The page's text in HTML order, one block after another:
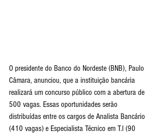
O presidente do Banco do Nordeste (BNB), Paulo
Câmara, anunciou, que a instituição bancária
realizará um concurso público com a abertura de
500 vagas. Essas oportunidades serão
distribuídas entre os cargos de Analista Bancário
(410 vagas) e Especialista Técnico em T.I (90